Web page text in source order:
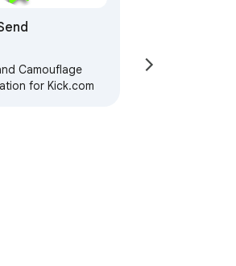
Camouflage
for Kick.com